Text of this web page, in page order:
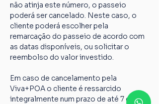
não atinja este número, o passeio
poderá ser cancelado. Neste caso, o
cliente poderá escolher pela
remarcação do passeio de acordo com
as datas disponíveis, ou solicitar o
reembolso do valor investido.
Em caso de cancelamento pela
Viva+POA o cliente é ressarcido
integralmente num prazo de até 7 dias